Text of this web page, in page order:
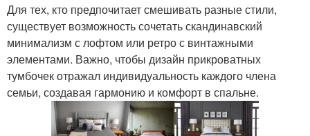
Для тех, кто предпочитает смешивать разные стили,
существует возможность сочетать скандинавский
минимализм с лофтом или ретро с винтажными
элементами. Важно, чтобы дизайн прикроватных
тумбочек отражал индивидуальность каждого члена
семьи, создавая гармонию и комфорт в спальне.